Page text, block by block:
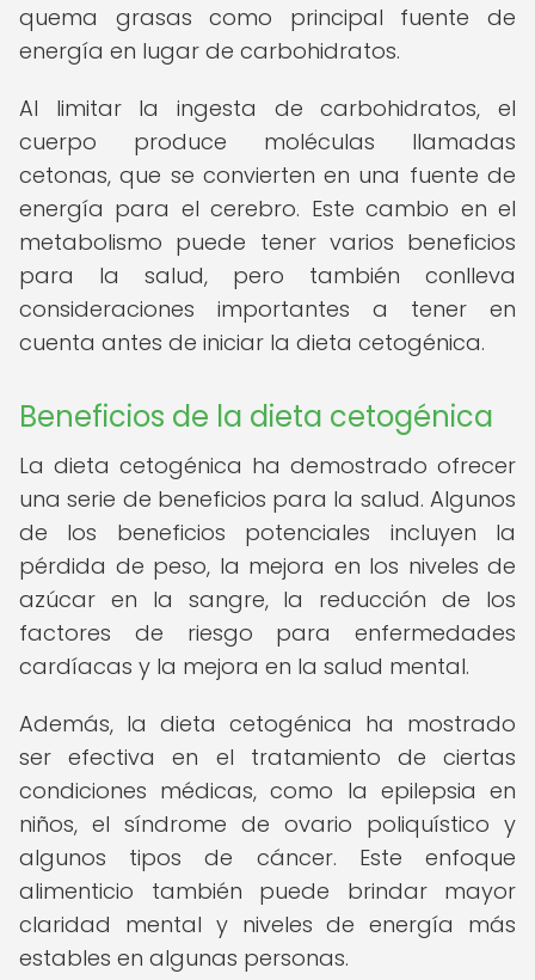
quema grasas como principal fuente de
energía en lugar de carbohidratos.
Al limitar la ingesta de carbohidratos, el
cuerpo produce moléculas llamadas
cetonas, que se convierten en una fuente de
energía para el cerebro. Este cambio en el
metabolismo puede tener varios beneficios
para la salud, pero también conlleva
consideraciones importantes a tener en
cuenta antes de iniciar la dieta cetogénica.
Beneficios de la dieta cetogénica
La dieta cetogénica ha demostrado ofrecer
una serie de beneficios para la salud. Algunos
de los beneficios potenciales incluyen la
pérdida de peso, la mejora en los niveles de
azúcar en la sangre, la reducción de los
factores de riesgo para enfermedades
cardíacas y la mejora en la salud mental.
Además, la dieta cetogénica ha mostrado
ser efectiva en el tratamiento de ciertas
condiciones médicas, como la epilepsia en
niños, el síndrome de ovario poliquístico y
algunos tipos de cáncer. Este enfoque
alimenticio también puede brindar mayor
claridad mental y niveles de energía más
estables en algunas personas.